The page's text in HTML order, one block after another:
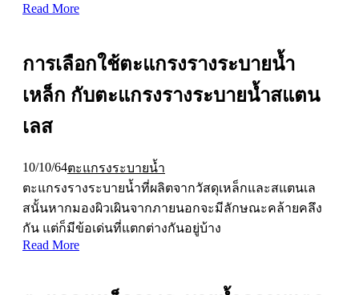
Read More
การเลือกใช้ตะแกรงรางระบายน้ำ
เหล็ก กับตะแกรงรางระบายน้ำสแตน
เลส
10/10/64ตะแกรงระบายน้ำ
ตะแกรงรางระบายน้ำที่ผลิตจากวัสดุเหล็กและสแตนเล
สนั้นหากมองผิวเผินจากภายนอกจะมีลักษณะคล้ายคลึง
กัน แต่ก็มีข้อเด่นที่แตกต่างกันอยู่บ้าง
Read More